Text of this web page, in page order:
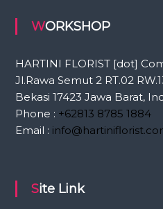
WORKSHOP
HARTINI FLORIST [dot]
Jl.Rawa Semut 2 RT.02
Bekasi 17423 Jawa Barat,
Phone : +62813 8785 1884
Email :
Site Link